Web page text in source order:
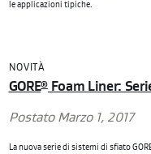
le applicazioni tipiche.
NOVITÀ
GORE®Foam Liner:
Postato Marzo 1, 2017
La nuova serie di sistemi di sfiato